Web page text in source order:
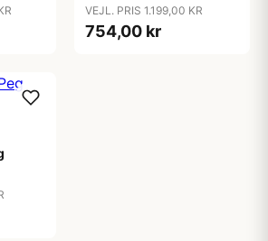
VEJL. PRIS 1.199,00 KR
754,00 kr